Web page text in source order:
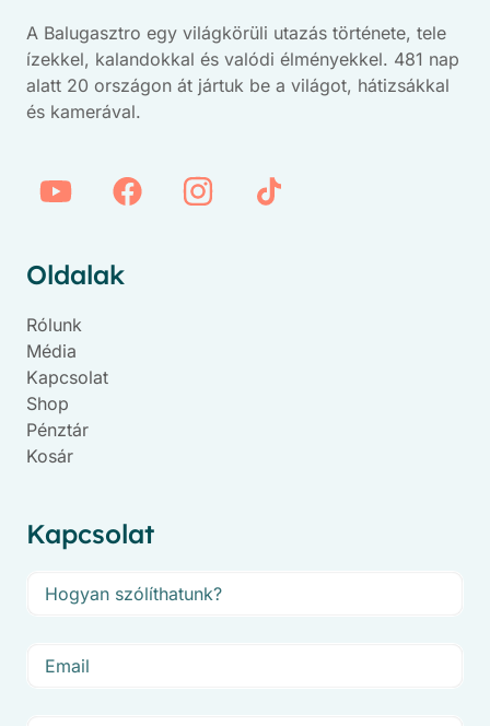
A Balugasztro egy világkörüli utazás története, tele
ízekkel, kalandokkal és valódi élményekkel. 481 nap
alatt 20 országon át jártuk be a világot, hátizsákkal
és kamerával.
Oldalak
Rólunk
Média
Kapcsolat
Shop
Pénztár
Kosár
Kapcsolat